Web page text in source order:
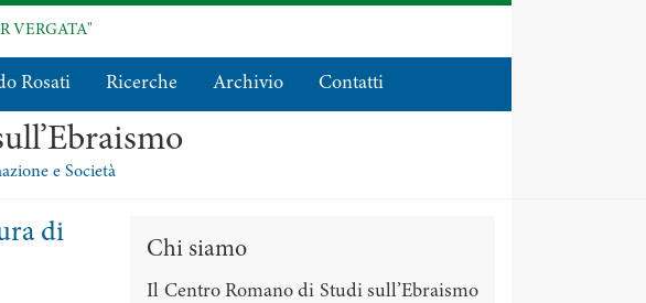
VERGATA"
Rosati Ricerche Archivio Contatti
e Società
di
Chi siamo
Il Centro Romano di Studi sull’Ebraismo